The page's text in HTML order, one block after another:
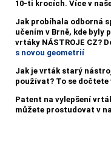
10-ti krocích. Více v
Jak probíhala odborná
učením v Brně, kde byly
vrtáky NÁSTROJE CZ?
s novou geometrií
Jak je vrták starý
používat? To se dočtete
Patent na vylepšení
můžete prostudovat v